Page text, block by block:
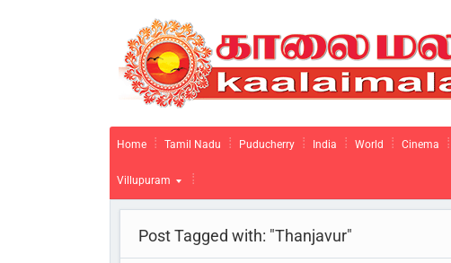
Home Tamil Nadu Puducherry India World Cinema
Villupuram
Post Tagged with: "Thanjavur"